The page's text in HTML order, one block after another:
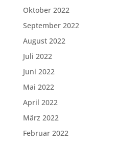
Oktober 2022
September 2022
August 2022
Juli 2022
Juni 2022
Mai 2022
April 2022
März 2022
Februar 2022